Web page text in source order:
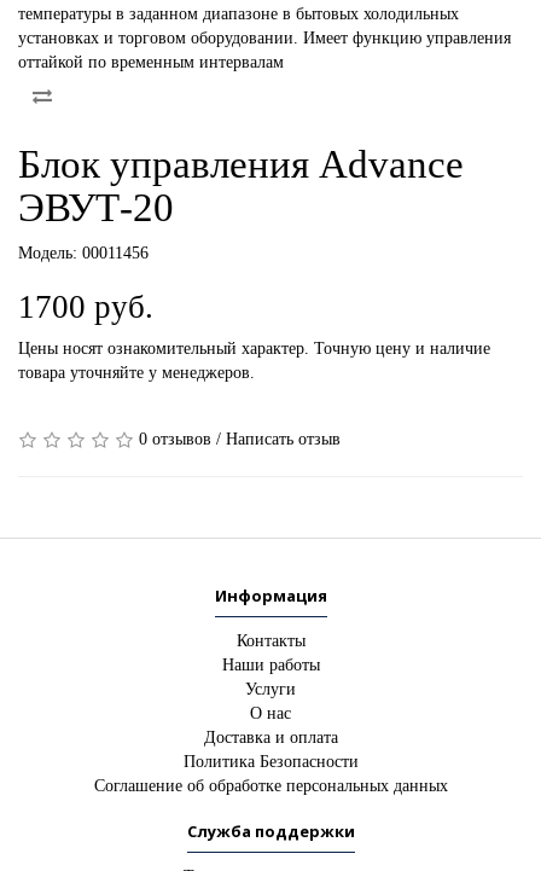
температуры в заданном диапазоне в бытовых холодильных
установках и торговом оборудовании. Имеет функцию управления
оттайкой по временным интервалам
Блок управления Advance
ЭВУТ-20
Модель: 00011456
1700 руб.
Цены носят ознакомительный характер. Точную цену и наличие
товара уточняйте у менеджеров.
0 отзывов / Написать отзыв
Информация
Контакты
Наши работы
Услуги
О нас
Доставка и оплата
Политика Безопасности
Соглашение об обработке персональных данных
Служба поддержки